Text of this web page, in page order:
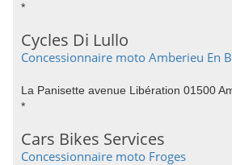
*
Cycles Di Lullo
Concessionnaire moto Amberieu En
La Panisette avenue Libération 01500
*
Cars Bikes Services
Concessionnaire moto Froges